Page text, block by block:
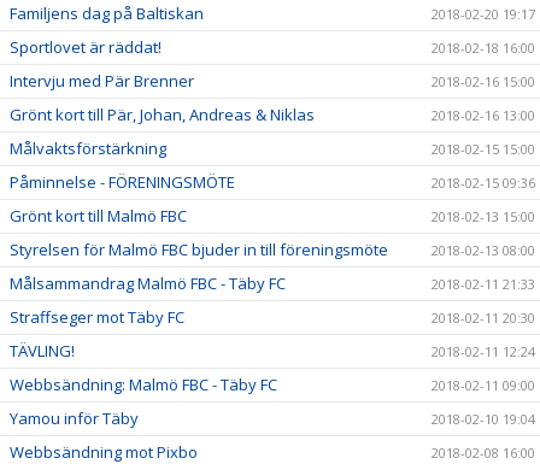
Familjens dag på Baltiskan 2018-02-20 19:17
Sportlovet är räddat! 2018-02-18 16:00
Intervju med Pär Brenner 2018-02-16 15:00
Grönt kort till Pär, Johan, Andreas & Niklas 2018-02-16 13:00
Målvaktsförstärkning 2018-02-15 15:00
Påminnelse - FÖRENINGSMÖTE 2018-02-15 09:36
Grönt kort till Malmö FBC 2018-02-13 15:00
Styrelsen för Malmö FBC bjuder in till föreningsmöte 2018-02-13 08:00
Målsammandrag Malmö FBC - Täby FC 2018-02-11 21:33
Straffseger mot Täby FC 2018-02-11 20:30
TÄVLING! 2018-02-11 12:24
Webbsändning: Malmö FBC - Täby FC 2018-02-11 09:00
Yamou inför Täby 2018-02-10 19:04
Webbsändning mot Pixbo 2018-02-08 16:00